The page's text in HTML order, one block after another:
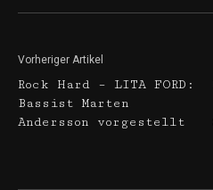
Vorheriger Artikel
Rock Hard – LITA FORD:
Bassist Marten
Andersson vorgestellt